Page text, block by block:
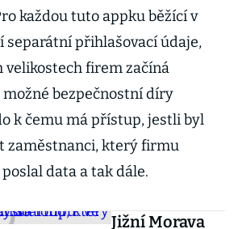
každou tuto appku běžící v
separátní přihlašovací údaje,
velikostech firem začíná
bezpečnostní díry
k čemu má přístup, jestli byl
zaměstnanci, který firmu
data a tak dále.
Jižní Morava